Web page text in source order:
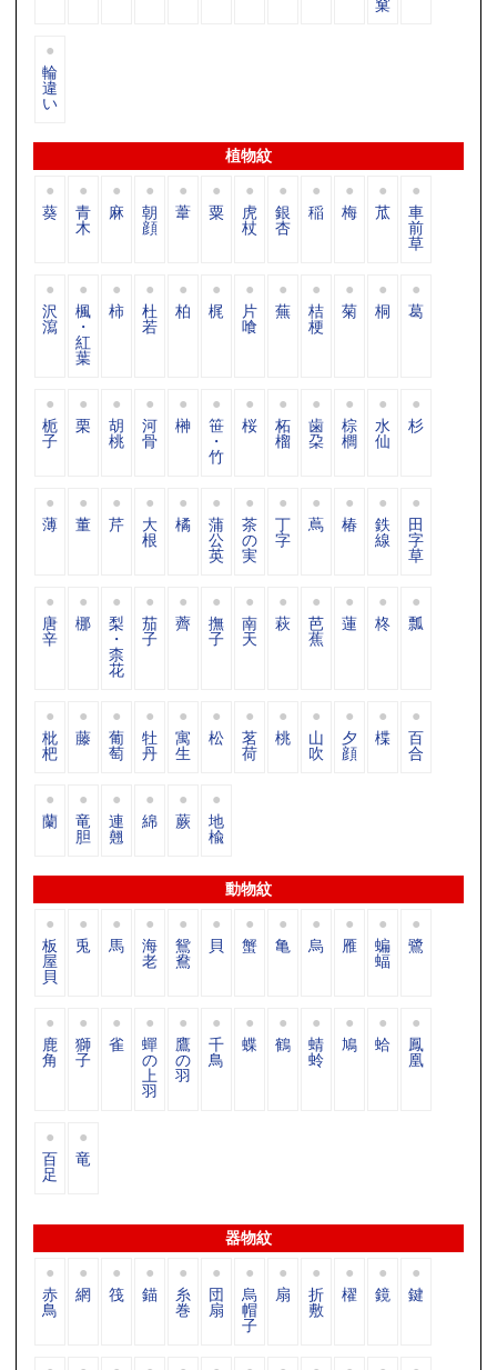
窠
輪
違
い
植物紋
葵 青
木
麻 朝
顔
葦 粟 虎
杖
銀
杏
稲 梅 苽 車
前
草
沢
瀉
楓
・
紅
葉
柿 杜
若
柏 梶 片
喰
蕪 桔
梗
菊 桐 葛
栀
子
栗 胡
桃
河
骨
榊 笹
・
竹
桜 柘
榴
歯
朶
棕
櫚
水
仙
杉
薄 董 芹 大
根
橘 蒲
公
英
茶
の
実
丁
字
蔦 椿 鉄
線
田
字
草
唐
辛
梛 梨
・
柰
花
茄
子
薺 撫
子
南
天
萩 芭
蕉
蓮 柊 瓢
枇
杷
藤 葡
萄
牡
丹
寓
生
松 茗
荷
桃 山
吹
夕
顔
楪 百
合
蘭 竜
胆
連
翹
綿 蕨 地
楡
動物紋
板
屋
貝
兎 馬 海
老
鴛
鴦
貝 蟹 亀 烏 雁 蝙
蝠
鷺
鹿
角
獅
子
雀 蟬
の
上
羽
鷹
の
羽
千
鳥
蝶 鶴 蜻
蛉
鳩 蛤 鳳
凰
百
足
竜
器物紋
赤
鳥
網 筏 錨 糸
巻
団
扇
烏
帽
子
扇 折
敷
櫂 鏡 鍵